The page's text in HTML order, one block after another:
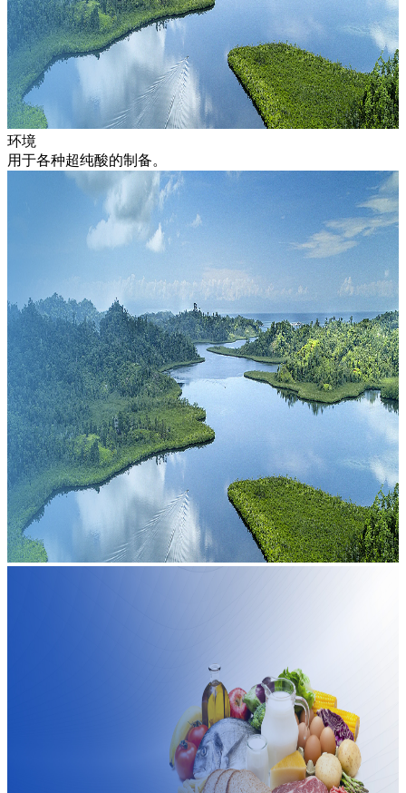
环境
用于各种超纯酸的制备。